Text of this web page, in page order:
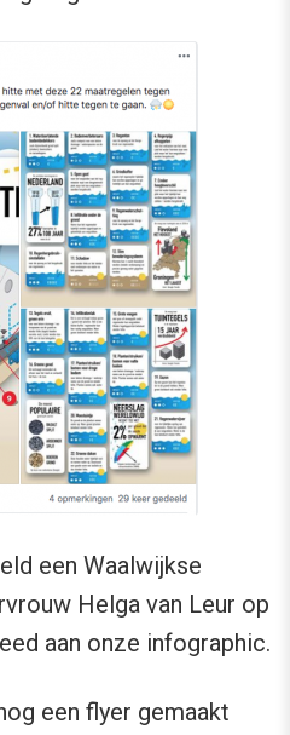
een Waalwijkse
Helga van Leur op
aan onze infographic.
een flyer gemaakt